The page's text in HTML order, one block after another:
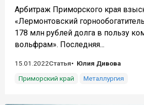
Арбитраж Приморского края
«Лермонтовский
178 млн рублей долга в пользу
вольфрам». Последняя...
15.01.2022Статья
Юлия Дивова
Приморский край
Металлургия